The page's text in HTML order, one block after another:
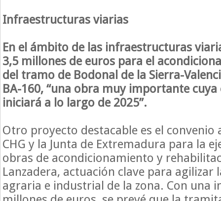
Infraestructuras viarias
En el ámbito de las infraestructuras
3,5 millones de euros para el
del tramo de Bodonal de la Sierra-
BA-160, “una obra muy importante cuya
iniciará a lo largo de 2025”.
Otro proyecto destacable es el convenio
CHG y la Junta de Extremadura para la
obras de acondicionamiento y
Lanzadera, actuación clave para agilizar
agraria e industrial de la zona. Con una